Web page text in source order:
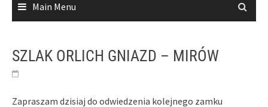
Main Menu
SZLAK ORLICH GNIAZD – MIRÓW
Zapraszam dzisiaj do odwiedzenia kolejnego zamku